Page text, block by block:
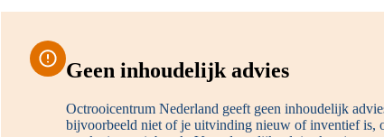
Geen inhoudelijk advies
Octrooicentrum Nederland geeft geen inhoudelijk
bijvoorbeeld niet of je uitvinding nieuw of inventief is,